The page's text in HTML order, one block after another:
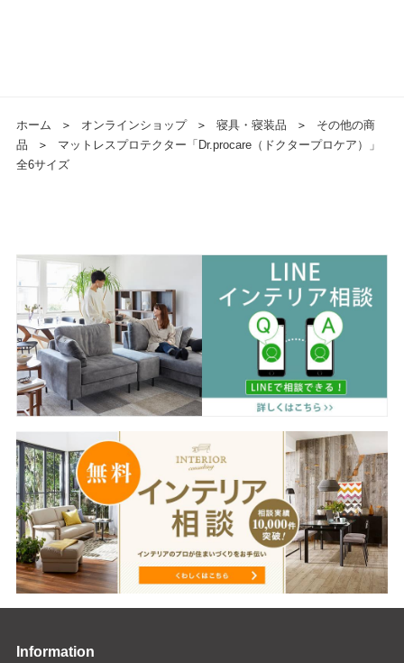
ホーム ＞ オンラインショップ ＞ 寝具・寝装品 ＞
その他の商
品
＞
マットレスプロテクター「Dr.procare（ドクタープロケア）」
全6サイズ
Information